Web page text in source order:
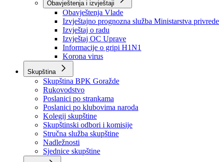
Javne nabavke
Dnevni izvještaj MUP-a
Obavještenja i izvještaji
Obavještenja Vlade
Izvještajno prognozna služba Ministarstva privrede
Izvještaj o radu
Izvještaj OC Uprave
Informacije o gripi H1N1
Korona virus
Skupština
Skupština BPK Goražde
Rukovodstvo
Poslanici po strankama
Poslanici po klubovima naroda
Kolegij skupštine
Skupštinski odbori i komisije
Stručna služba skupštine